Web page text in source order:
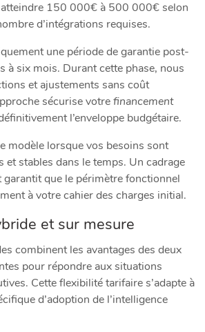
150 000€ à 500 000€ selon
d’intégrations requises.
une période de garantie post-
à six mois. Durant cette phase, nous
et ajustements sans coût
sécurise votrefinancement
l’enveloppe budgétaire.
modèle lorsque vos besoins sont
et stables dans le temps. Un cadrage
que le périmètre fonctionnel
à votre cahier des charges initial.
et sur mesure
combinent les avantages des deux
pour répondre aux situations
Cette flexibilité tarifaire s’adapte à
d’adoption de l’intelligence